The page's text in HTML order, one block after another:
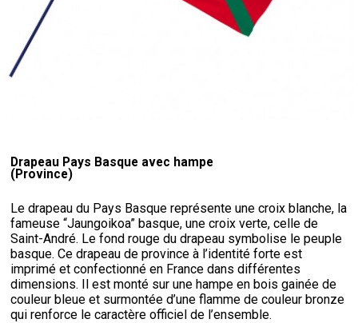
Drapeau Pays Basque avec hampe
(Province)
Le drapeau du Pays Basque représente une croix blanche, la
fameuse “Jaungoikoa” basque, une croix verte, celle de
Saint-André. Le fond rouge du drapeau symbolise le peuple
basque. Ce drapeau de province à l’identité forte est
imprimé et confectionné en France dans différentes
dimensions. Il est monté sur une hampe en bois gainée de
couleur bleue et surmontée d’une flamme de couleur bronze
qui renforce le caractère officiel de l’ensemble.